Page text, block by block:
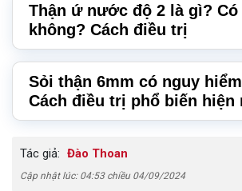
Thận ứ nước độ 2 là gì?
không? Cách điều trị
Sỏi thận 6mm có nguy
Cách điều trị phổ biến hiện
Tác giả: Đào Thoan
Cập nhật lúc: 04:53 chiều 04/09/2024